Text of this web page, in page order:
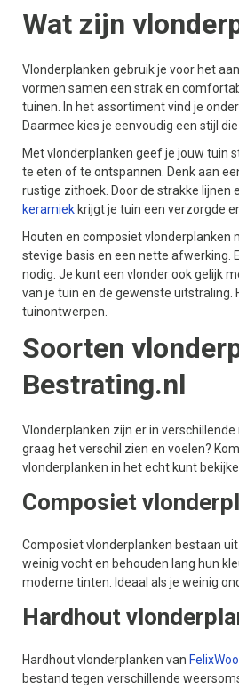
Wat zijn
Vlonderplanken gebruik je voor het
vormen samen een strak en
tuinen. In het assortiment vind je
Daarmee kies je eenvoudig een stijl
Met vlonderplanken geef je jouw tuin
te eten of te ontspannen. Denk aan
rustige zithoek. Door de strakke
keramiek krijgt je tuin een verzorgde
Houten en composiet vlonderplanken
stevige basis en een nette afwerking.
nodig. Je kunt een vlonder ook gelijk
van je tuin en de gewenste
tuinontwerpen.
Soorten
Bestrating.nl
Vlonderplanken zijn er in
graag het verschil zien en voelen?
vlonderplanken in het echt kunt
Composiet
Composiet vlonderplanken bestaan
weinig vocht en behouden lang hun
moderne tinten. Ideaal als je weinig
Hardhout
Hardhout vlonderplanken van
bestand tegen verschillende